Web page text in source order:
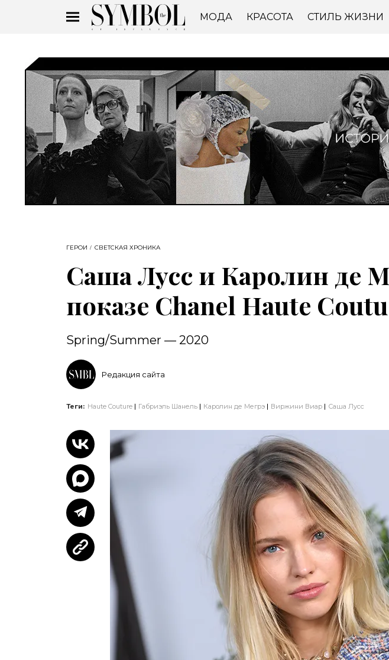
МОДА КРАСОТА СТИЛЬ ЖИЗНИ
ГЕРОИ СВЕТСКАЯ ХРОНИКА
Саша Лусс и Каролин де
показе Chanel Haute
Spring/Summer — 2020
Редакция сайта
Теги: Haute Couture Габриэль Шанель Каролин де Мегрэ Виржини Виар Саша Лусс